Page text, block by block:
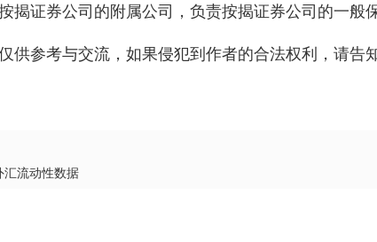
揭证券公司的附属公司，负责按揭证券公司的一般
供参考与交流，如果侵犯到作者的合法权利，请告
汇流动性数据